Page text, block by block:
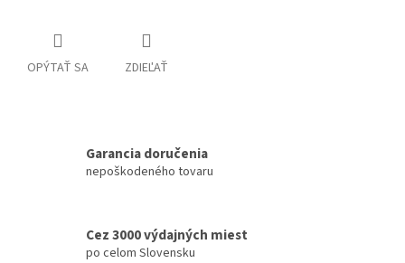
OPÝTAŤ SA ZDIEĽAŤ
Garancia doručenia
nepoškodeného tovaru
Cez 3000 výdajných miest
po celom Slovensku